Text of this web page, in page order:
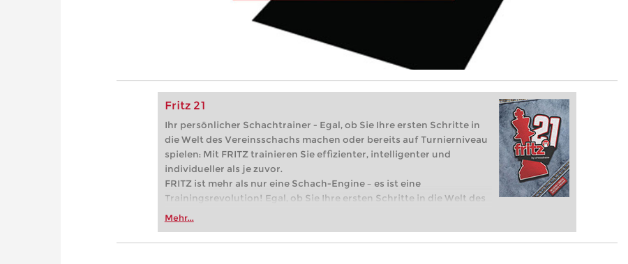
Fritz 21
Ihr persönlicher Schachtrainer - Egal, ob Sie Ihre ersten Schritte in
die Welt des Vereinsschachs machen oder bereits auf Turnierniveau
spielen: Mit FRITZ trainieren Sie effizienter, intelligenter und
individueller als je zuvor.
FRITZ ist mehr als nur eine Schach-Engine – es ist eine
Trainingsrevolution! Egal, ob Sie Ihre ersten Schritte in die Welt des
Vereinsschachs machen oder bereits auf Turnierniveau spielen: Mit
zuvor.
Mehr...